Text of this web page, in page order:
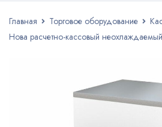
Главная Торговое оборудование
Нова расчетно-кассовый